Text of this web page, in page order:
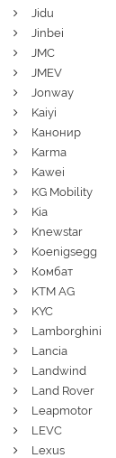
Jidu
Jinbei
JMC
JMEV
Jonway
Kaiyi
Канонир
Karma
Kawei
KG Mobility
Kia
Knewstar
Koenigsegg
Комбат
KTM AG
KYC
Lamborghini
Lancia
Landwind
Land Rover
Leapmotor
LEVC
Lexus